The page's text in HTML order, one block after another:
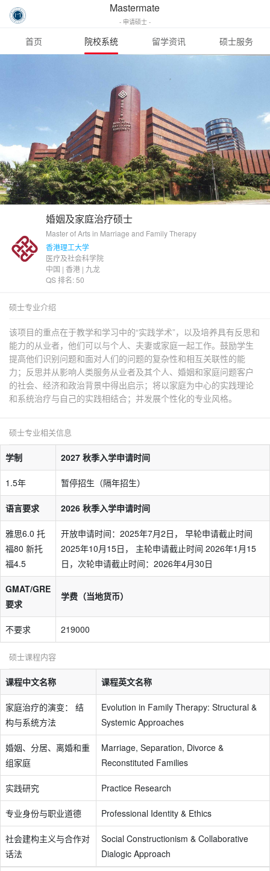
Mastermate
- 申请硕士 -
首页 院校系统 留学资讯 硕士服务
婚姻及家庭治疗硕士
Master of Arts in Marriage and Family Therapy
香港理工大学
医疗及社会科学院
中国 | 香港 | 九龙
QS 排名: 50
硕士专业介绍
该项目的重点在于教学和学习中的“实践学术”，以及培养具有反思和
能力的从业者，他们可以与个人、夫妻或家庭一起工作。鼓励学生
提高他们识别问题和面对人们的问题的复杂性和相互关联性的能
力；反思并从影响人类服务从业者及其个人、婚姻和家庭问题客户
的社会、经济和政治背景中得出启示；将以家庭为中心的实践理论
和系统治疗与自己的实践相结合；并发展个性化的专业风格。
硕士专业相关信息
学制 2027 秋季入学申请时间
1.5年 暂停招生（隔年招生）
语言要求 2026 秋季入学申请时间
雅思6.0 托
福80 新托
福4.5
开放申请时间：2025年7月2日， 早轮申请截止时间
2025年10月15日， 主轮申请截止时间 2026年1月15
日，次轮申请截止时间：2026年4月30日
GMAT/GRE
要求
学费（当地货币）
不要求 219000
硕士课程内容
课程中文名称 课程英文名称
家庭治疗的演变： 结
构与系统方法
Evolution in Family Therapy: Structural &
Systemic Approaches
婚姻、分居、离婚和重
组家庭
Marriage, Separation, Divorce &
Reconstituted Families
实践研究 Practice Research
专业身份与职业道德 Professional Identity & Ethics
社会建构主义与合作对
话法
Social Constructionism & Collaborative
Dialogic Approach